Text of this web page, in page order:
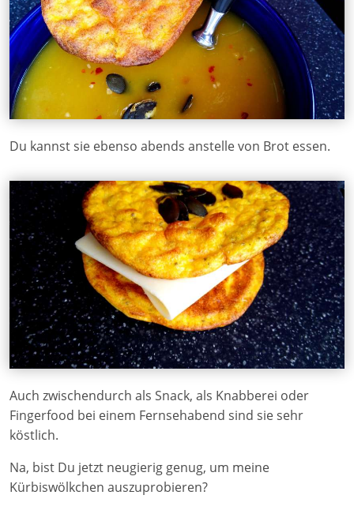
Du kannst sie ebenso abends anstelle von Brot essen.
Auch zwischendurch als Snack, als Knabberei oder
Fingerfood bei einem Fernsehabend sind sie sehr
köstlich.
Na, bist Du jetzt neugierig genug, um meine
Kürbiswölkchen auszuprobieren?